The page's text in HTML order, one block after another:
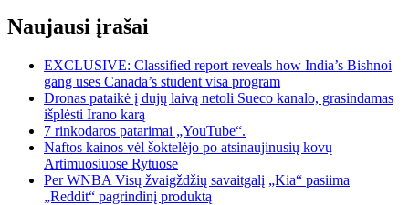
Naujausi įrašai
EXCLUSIVE: Classified report reveals how India’s Bishnoi
gang uses Canada’s student visa program
Dronas pataikė į dujų laivą netoli Sueco kanalo, grasindamas
išplėsti Irano karą
7 rinkodaros patarimai „YouTube“.
Naftos kainos vėl šoktelėjo po atsinaujinusių kovų
Artimuosiuose Rytuose
Per WNBA Visų žvaigždžių savaitgalį „Kia“ pasiima
„Reddit“ pagrindinį produktą